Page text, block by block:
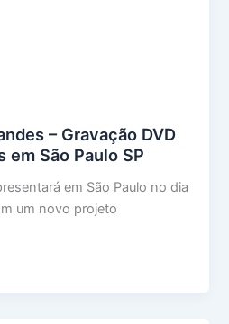
– Gravação DVD
em São Paulo SP
em São Paulo no dia
um novo projeto